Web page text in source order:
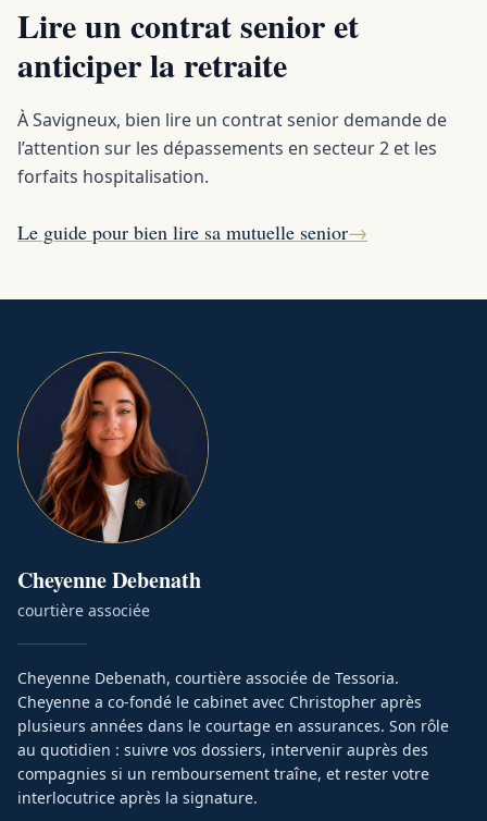
Lire un contrat senior et
anticiper la retraite
À Savigneux, bien lire un contrat senior demande de
l’attention sur les dépassements en secteur 2 et les
forfaits hospitalisation.
Le guide pour bien lire sa mutuelle senior→
CheyenneDebenath
courtière associée
Cheyenne Debenath, courtière associée de Tessoria.
Cheyenne a co-fondé le cabinet avec Christopher après
plusieurs années dans le courtage en assurances. Son rôle
au quotidien : suivre vos dossiers, intervenir auprès des
compagnies si un remboursement traîne, et rester votre
interlocutrice après la signature.